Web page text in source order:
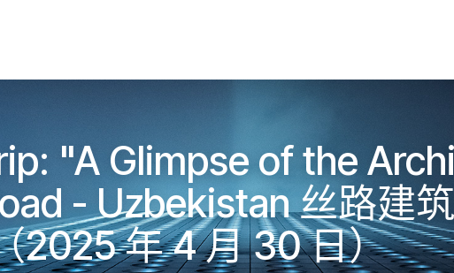
"A Glimpse of the
- Uzbekistan 丝路建
2025 年 4 月 30 日）